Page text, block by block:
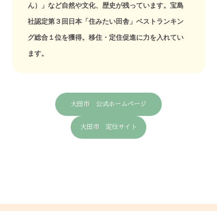
ん）」など自然や文化、歴史が残っています。宝島
社認定第３回日本「住みたい田舎」ベストランキン
グ総合１位を獲得。移住・定住促進に力を入れてい
ます。
大田市 公式ホームページ
大田市 定住サイト